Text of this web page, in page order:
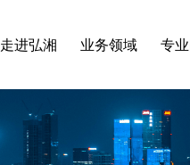
走进弘湘 业务领域 专